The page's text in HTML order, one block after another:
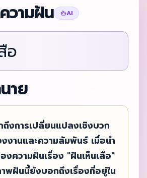
วามฝัน AI
อ
าย
งการเปลี่ยนแปลงเชิงบวก
งงานและความสัมพันธ์ เมื่อนำ
งความฝันเรื่อง "ฝันเห็นเสือ"
พฝันนี้ยังบอกถึงเรื่องที่อยู่ใน